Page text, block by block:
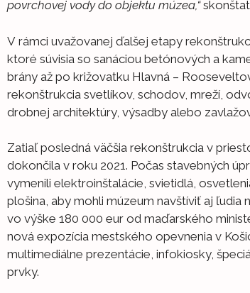
povrchovej vody do objektu múzea,“
V rámci uvažovanej ďalšej etapy
ktoré súvisia so sanáciou betónových a
brány až po križovatku Hlavná –
rekonštrukcia svetlíkov, schodov, mreží,
drobnej architektúry, výsadby alebo
Zatiaľ posledná väčšia rekonštrukcia v
dokončila v roku 2021. Počas stavebných
vymenili elektroinštalácie, svietidlá,
plošina, aby mohli múzeum navštíviť aj
vo výške 180 000 eur od maďarského
nová expozícia mestského opevnenia v
multimediálne prezentácie, infokiosky,
prvky.